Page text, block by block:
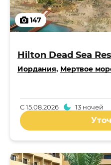
147
Hilton Dead Sea
Иордания, Мертвое
С15.08.2026 13 ночей